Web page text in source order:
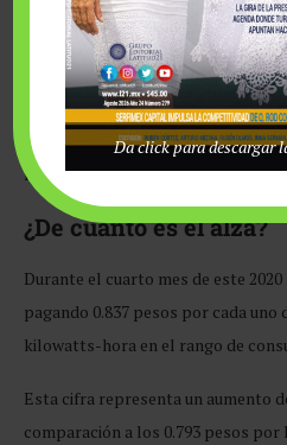
El golpe es principalmente en el
mayoría de familias.
¿De cuánto es el alza?
Durante el cuarto mes de este
pagando 0.837 pesos por cada uno
kilowatts-hora en el rango de
Esta cifra representa un aumento
comparación a los 0.793 pesos
Da click para descargar